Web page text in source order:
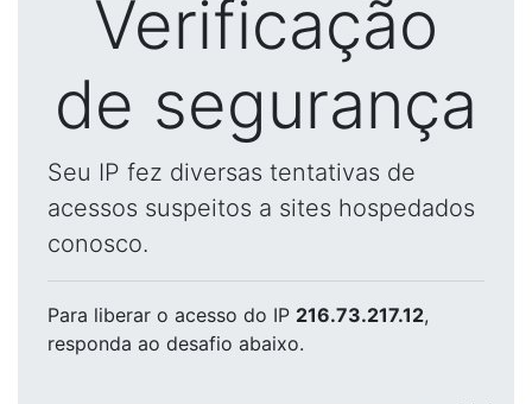
Verificação
de segurança
Seu IP fez diversas tentativas de
acessos suspeitos a sites hospedados
conosco.
Para liberar o acesso do IP 216.73.217.12,
responda ao desafio abaixo.